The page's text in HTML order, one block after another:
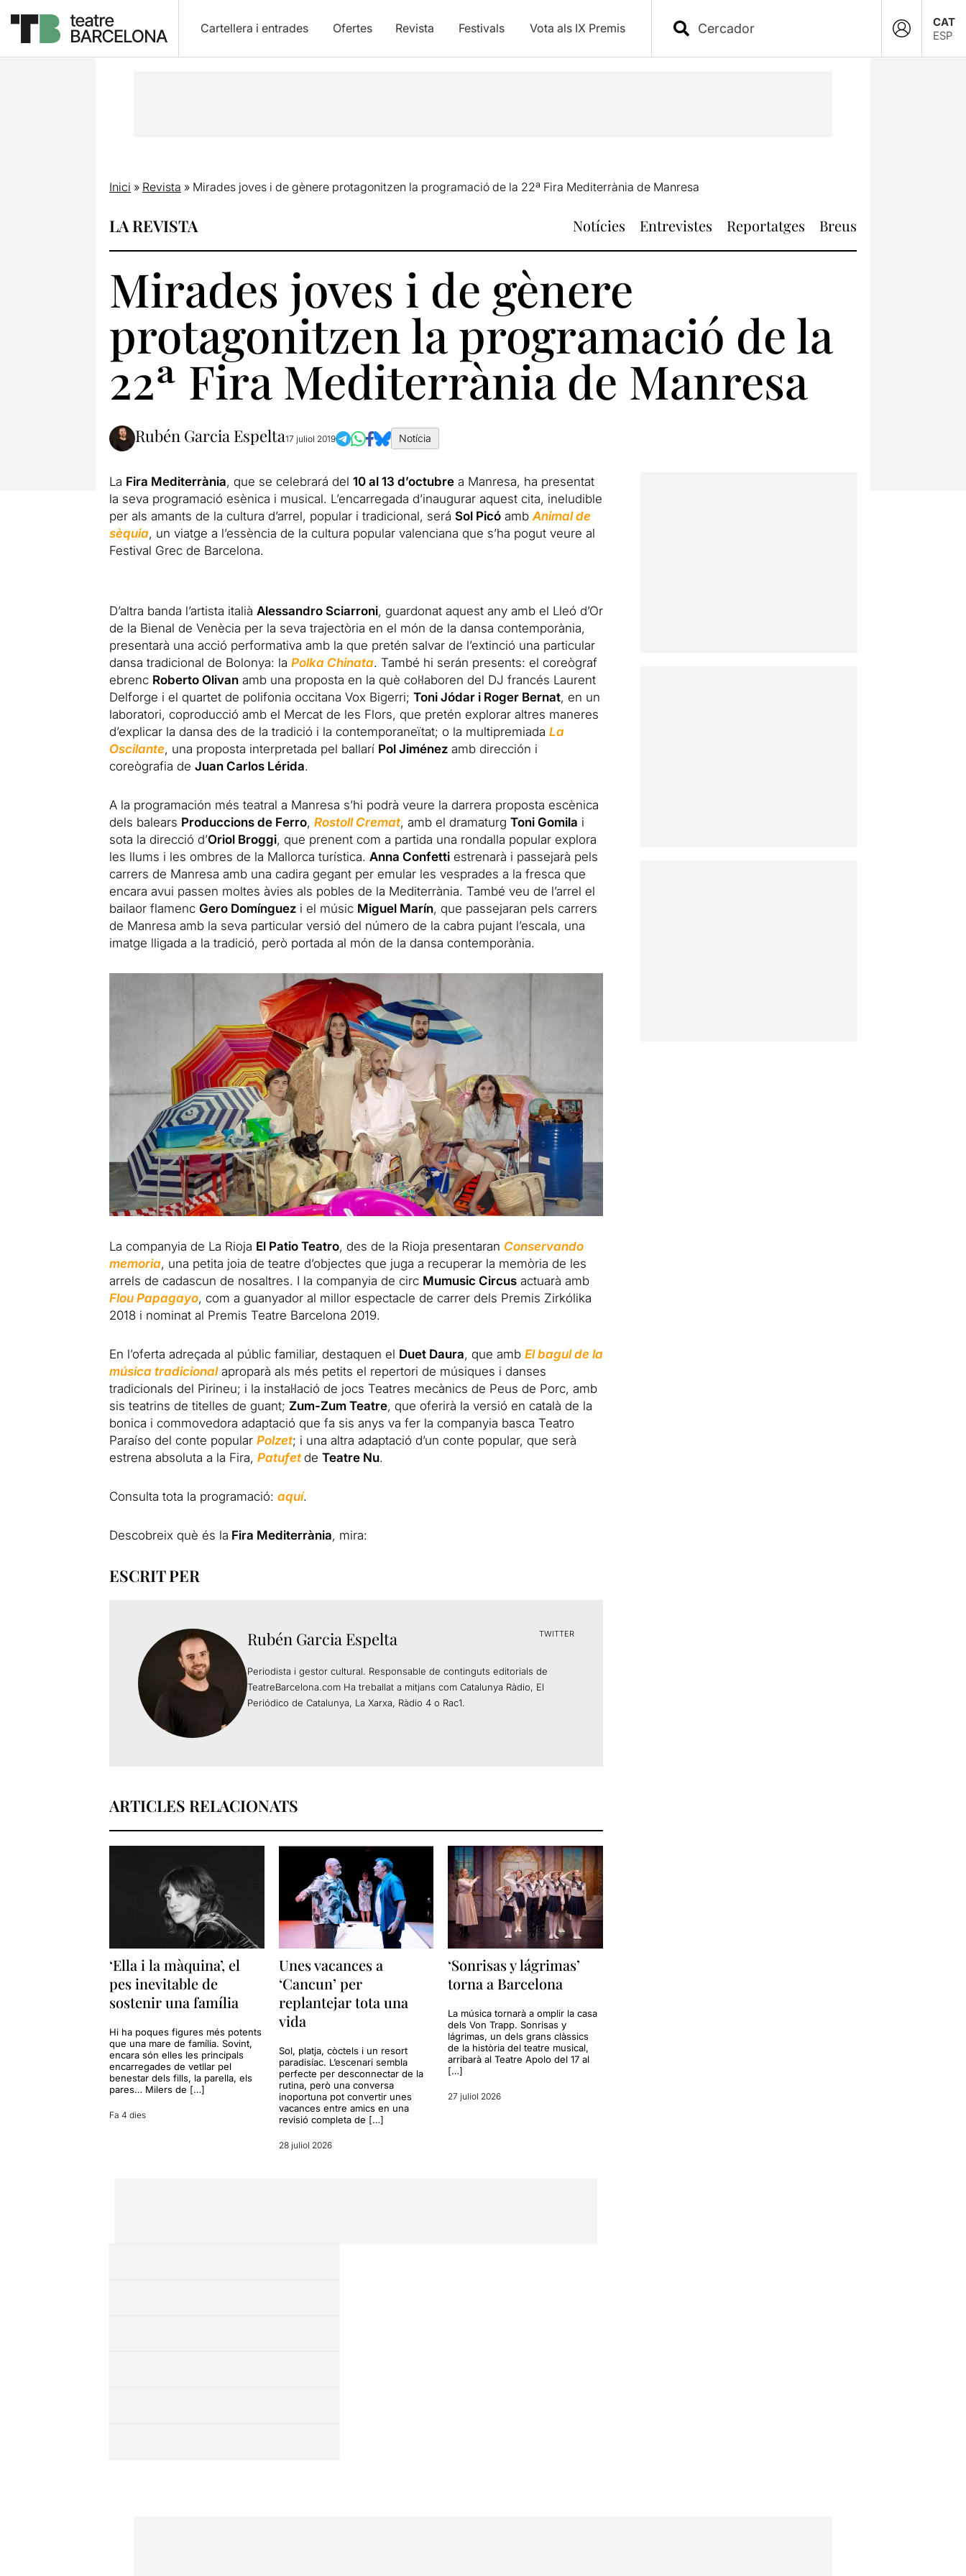
Cartellera i entrades Ofertes Revista Festivals Vota als IX Premis
CAT
ESP
Inici » Revista » Mirades joves i de gènere protagonitzen la programació de la 22ª Fira Mediterrània de Manresa
LA REVISTA Notícies Entrevistes Reportatges Breus
Mirades joves i de gènere
protagonitzen la programació de la
22ª Fira Mediterrània de Manresa
Rubén Garcia Espelta17 juliol 2019 Notícia
La Fira Mediterrània, que se celebrará del 10 al 13 d’octubrea Manresa, ha presentat
la seva programació esènica i musical. L’encarregada d’inaugurar aquest cita, ineludible
per als amants de la cultura d’arrel, popular i tradicional, será Sol PicóambAnimal de
sèquia, un viatge a l’essència de la cultura popular valenciana que s’ha pogut veure al
Festival Grec de Barcelona.
D’altra banda l’artista italià Alessandro Sciarroni, guardonat aquest any amb el Lleó d’Or
de la Bienal de Venècia per la seva trajectòria en el món de la dansa contemporània,
presentarà una acció performativa amb la que pretén salvar de l’extinció una particular
dansa tradicional de Bolonya: la Polka Chinata. També hi serán presents: el coreògraf
ebrenc Roberto Olivanamb una proposta en la què col·laboren del DJ francés Laurent
Delforge i el quartet de polifonia occitana Vox Bigerri; Toni Jódar i Roger Bernat, en un
laboratori, coproducció amb el Mercat de les Flors, que pretén explorar altres maneres
d’explicar la dansa des de la tradició i la contemporaneïtat; o la multipremiada La
Oscilante, una proposta interpretada pel ballarí Pol Jiménezamb dirección i
coreògrafia de Juan Carlos Lérida.
A la programación més teatral a Manresa s’hi podrà veure la darrera proposta escènica
dels balears Produccions de Ferro, Rostoll Cremat, amb el dramaturg Toni Gomila i
sota la direcció d’Oriol Broggi, que prenent com a partida una rondalla popular explora
les llums i les ombres de la Mallorca turística. Anna Confettiestrenarà i passejarà pels
carrers de Manresa amb una cadira gegant per emular les vesprades a la fresca que
encara avui passen moltes àvies als pobles de la Mediterrània. També veu de l’arrel el
bailaor flamenc Gero Domínguezi el músic Miguel Marín, que passejaran pels carrers
de Manresa amb la seva particular versió del número de la cabra pujant l’escala, una
imatge lligada a la tradició, però portada al món de la dansa contemporània.
La companyia de La Rioja El Patio Teatro, des de la Rioja presentaran Conservando
memoria, una petita joia de teatre d’objectes que juga a recuperar la memòria de les
arrels de cadascun de nosaltres. I la companyia de circ Mumusic Circusactuarà amb
Flou Papagayo, com a guanyador al millor espectacle de carrer dels Premis Zirkólika
2018 i nominat al Premis Teatre Barcelona 2019.
En l’oferta adreçada al públic familiar, destaquen el Duet Daura, que amb El bagul de la
música tradicional aproparà als més petits el repertori de músiques i danses
tradicionals del Pirineu; i la instal·lació de jocs Teatres mecànics de Peus de Porc, amb
sis teatrins de titelles de guant; Zum-Zum Teatre, que oferirà la versió en català de la
bonica i commovedora adaptació que fa sis anys va fer la companyia basca Teatro
Paraíso del conte popular Polzet; i una altra adaptació d’un conte popular, que serà
estrena absoluta a la Fira, Patufetde Teatre Nu.
Consulta tota la programació: aquí.
Descobreix què és la Fira Mediterrània, mira:
ESCRIT PER
Rubén Garcia Espelta TWITTER
Periodista i gestor cultural. Responsable de continguts editorials de
TeatreBarcelona.com Ha treballat a mitjans com Catalunya Ràdio, El
Periódico de Catalunya, La Xarxa, Ràdio 4 o Rac1.
ARTICLES RELACIONATS
‘Ella i la màquina’, el
pes inevitable de
sostenir una família
Hi ha poques figures més potents
que una mare de família. Sovint,
encara són elles les principals
encarregades de vetllar pel
benestar dels fills, la parella, els
pares… Milers de […]
Fa 4 dies
Unes vacances a
‘Cancun’ per
replantejar tota una
vida
Sol, platja, còctels i un resort
paradisíac. L’escenari sembla
perfecte per desconnectar de la
rutina, però una conversa
inoportuna pot convertir unes
vacances entre amics en una
revisió completa de […]
28 juliol 2026
‘Sonrisas y lágrimas’
torna a Barcelona
La música tornarà a omplir la casa
dels Von Trapp. Sonrisas y
lágrimas, un dels grans clàssics
de la història del teatre musical,
arribarà al Teatre Apolo del 17 al
[…]
27 juliol 2026